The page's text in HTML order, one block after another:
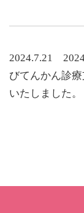
2024.7.21
びてんかん診
いたしました。